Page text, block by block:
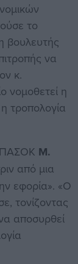
το
βουλευτής
να
κ.
νομοθετεί η
τροπολογία
ΠΑΣΟΚ Μ.
από μια
εφορία». «Ο
τονίζοντας
αποσυρθεί